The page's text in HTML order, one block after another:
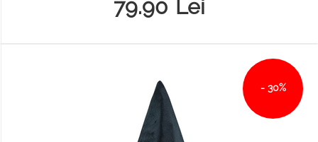
79.90 Lei
- 30%